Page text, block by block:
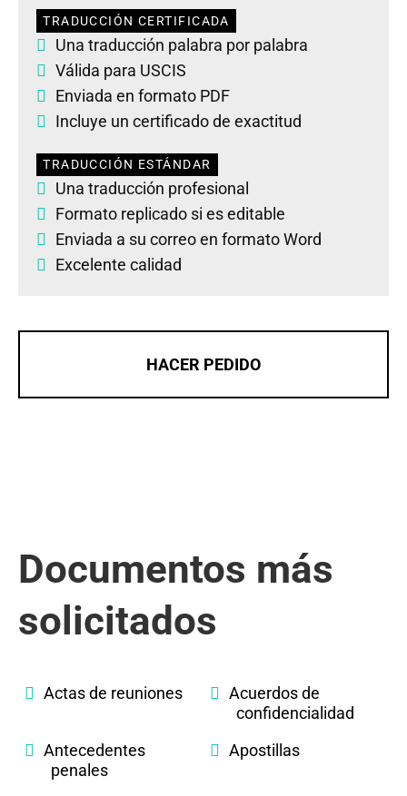
TRADUCCIÓN CERTIFICADA
Una traducción palabra por palabra
Válida para USCIS
Enviada en formato PDF
Incluye un certificado de exactitud
TRADUCCIÓN ESTÁNDAR
Una traducción profesional
Formato replicado si es editable
Enviada a su correo en formato Word
Excelente calidad
HACER PEDIDO
Documentos más
solicitados
Actas de reuniones
Acuerdos de
confidencialidad
Antecedentes
penales
Apostillas